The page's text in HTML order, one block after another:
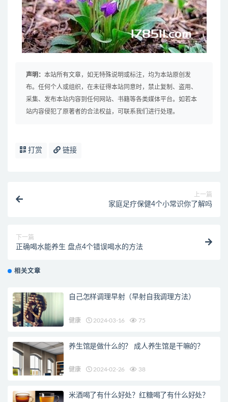
声明： 本站所有文章，如无特殊说明或标注，均为本站原创发
布。任何个人或组织，在未征得本站同意时，禁止复制、盗用、
采集、发布本站内容到任何网站、书籍等各类媒体平台。如若本
站内容侵犯了原著者的合法权益，可联系我们进行处理。
打赏 链接
上一篇
家庭足疗保健4个小常识你了解吗
下一篇
正确喝水能养生 盘点4个错误喝水的方法
相关文章
自己怎样调理早射（早射自我调理方法）
健康 2024-03-16 75
养生馆是做什么的？ 成人养生馆是干嘛的？
健康 2024-02-26 38
米酒喝了有什么好处？红糖喝了有什么好处？